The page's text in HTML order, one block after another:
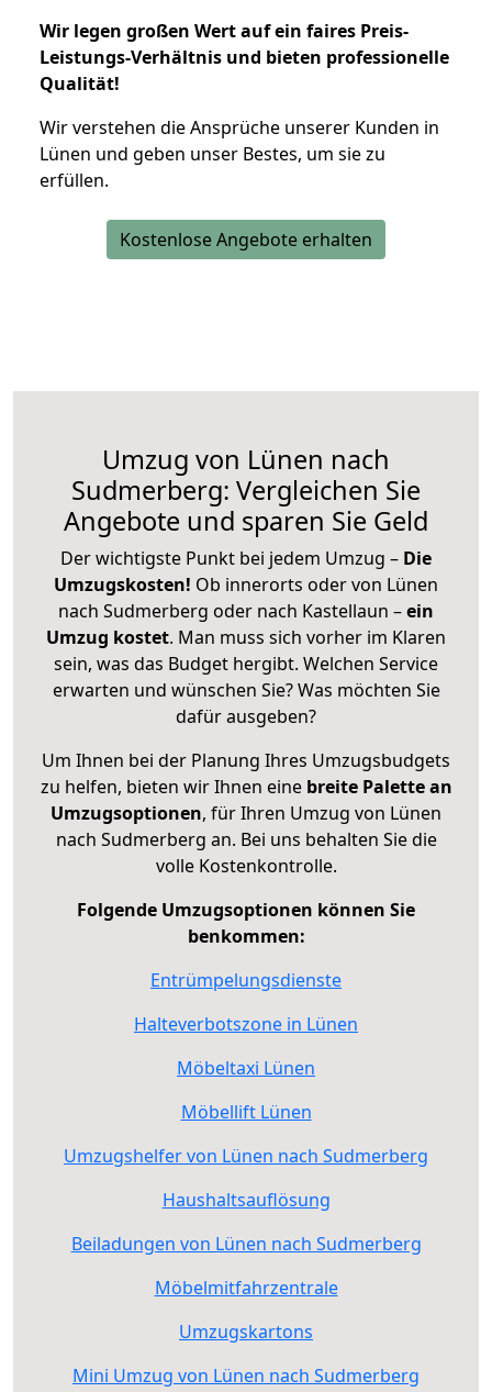
Wir legen großen Wert auf ein faires Preis-
Leistungs-Verhältnis und bieten professionelle
Qualität!
Wir verstehen die Ansprüche unserer Kunden in
Lünen und geben unser Bestes, um sie zu
erfüllen.
Kostenlose Angebote erhalten
Umzug von Lünen nach
Sudmerberg: Vergleichen Sie
Angebote und sparen Sie Geld
Der wichtigste Punkt bei jedem Umzug – Die
Umzugskosten! Ob innerorts oder von Lünen
nach Sudmerberg oder nach Kastellaun –ein
Umzug kostet. Man muss sich vorher im Klaren
sein, was das Budget hergibt. Welchen Service
erwarten und wünschen Sie? Was möchten Sie
dafür ausgeben?
Um Ihnen bei der Planung Ihres Umzugsbudgets
zu helfen, bieten wir Ihnen eine breite Palette an
Umzugsoptionen, für Ihren Umzug von Lünen
nach Sudmerberg an. Bei uns behalten Sie die
volle Kostenkontrolle.
Folgende Umzugsoptionen können Sie
benkommen:
Entrümpelungsdienste
Halteverbotszone in Lünen
Möbeltaxi Lünen
Möbellift Lünen
Umzugshelfer von Lünen nach Sudmerberg
Haushaltsauflösung
Beiladungen von Lünen nach Sudmerberg
Möbelmitfahrzentrale
Umzugskartons
Mini Umzug von Lünen nach Sudmerberg